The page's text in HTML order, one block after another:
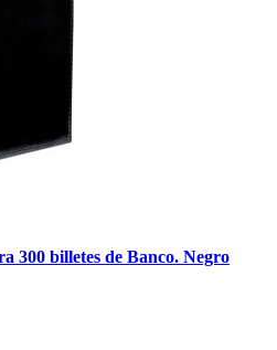
billetes de Banco. Negro